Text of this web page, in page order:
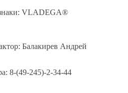
VLADEGA®
Балакирев Андрей
8-(49-245)-2-34-44